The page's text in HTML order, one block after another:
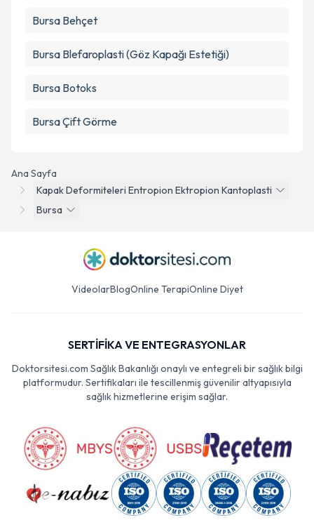
Ana Sayfa
Kapak Deformiteleri Entropion Ektropion Kantoplasti
Bursa
Bursa Behçet
Bursa Blefaroplasti (Göz Kapağı Estetiği)
Bursa Botoks
Bursa Çift Görme
VideolarBlogOnline TerapiOnline Diyet
SERTİFİKA VE ENTEGRASYONLAR
Doktorsitesi.com Sağlık Bakanlığı onaylı ve entegreli bir sağlık bilgi
platformudur. Sertifikaları ile tescillenmiş güvenilir altyapısıyla
sağlık hizmetlerine erişim sağlar.